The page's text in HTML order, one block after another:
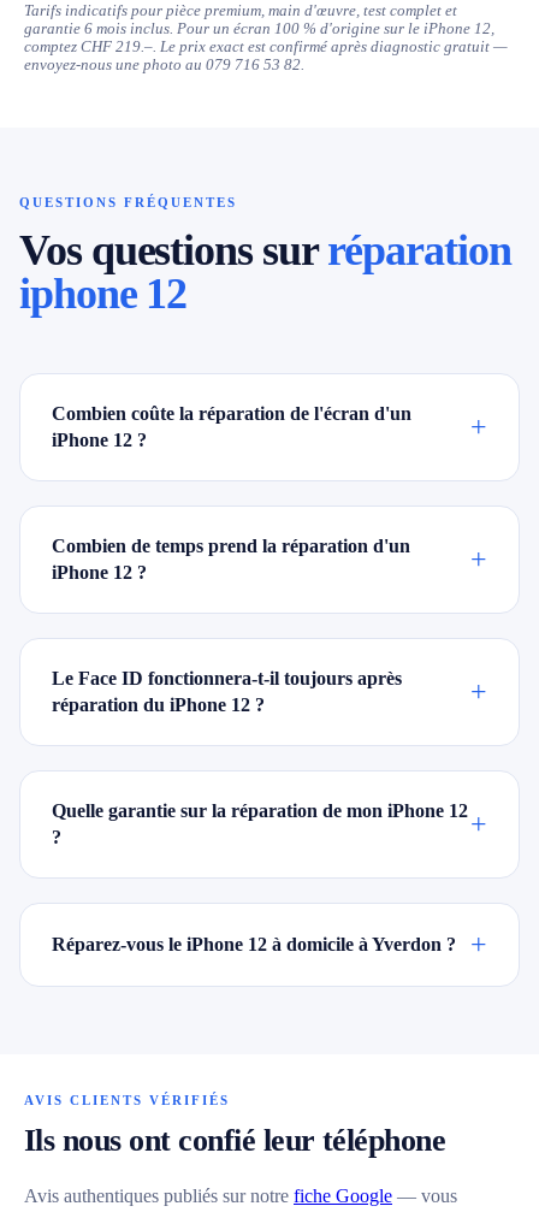
Tarifs indicatifs pour pièce premium, main d'œuvre, test complet et
garantie 6 mois inclus. Pour un écran 100 % d'origine sur le iPhone 12,
comptez CHF 219.–. Le prix exact est confirmé après diagnostic gratuit —
envoyez-nous une photo au 079 716 53 82.
QUESTIONS FRÉQUENTES
Vos questions surréparation
iphone 12
Combien coûte la réparation de l'écran d'un
iPhone 12 ?
+
Combien de temps prend la réparation d'un
iPhone 12 ?
+
Le Face ID fonctionnera-t-il toujours après
réparation du iPhone 12 ?
+
Quelle garantie sur la réparation de mon iPhone 12
?
+
Réparez-vous le iPhone 12 à domicile à Yverdon ? +
AVIS CLIENTS VÉRIFIÉS
Ils nous ont confié leur téléphone
Avis authentiques publiés sur notre fiche Google — vous